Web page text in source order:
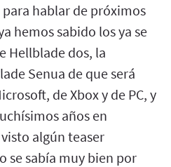
para hablar de próximos
hemos sabido los ya se
Hellblade dos, la
Senua de que será
de Xbox y de PC, y
años en
algún teaser
se sabía muy bien por